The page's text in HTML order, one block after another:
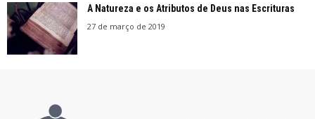
A Natureza e os Atributos de Deus nas Escrituras
27 de março de 2019